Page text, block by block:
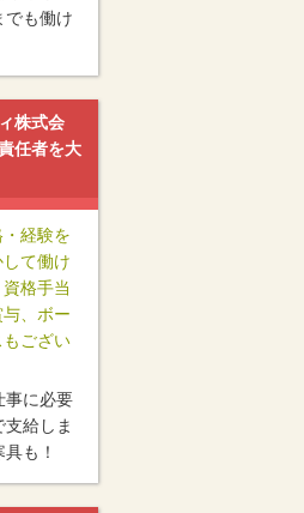
でも働け
株式会
任者を大
・経験を
て働け
資格手当
、ボー
もござい
事に必要
給しま
も！